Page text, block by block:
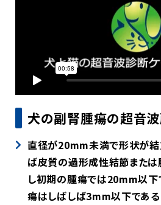
犬の副腎腫瘍の超音
直径が20mm未満で形状が結
ば皮質の過形成性結節または
し初期の腫瘍では20mm以下
瘍はしばしば3mm以下である